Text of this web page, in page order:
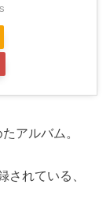
アルバム。
されている、